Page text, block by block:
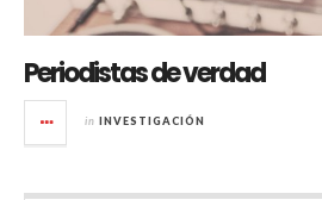
Periodistas de verdad
in INVESTIGACIÓN